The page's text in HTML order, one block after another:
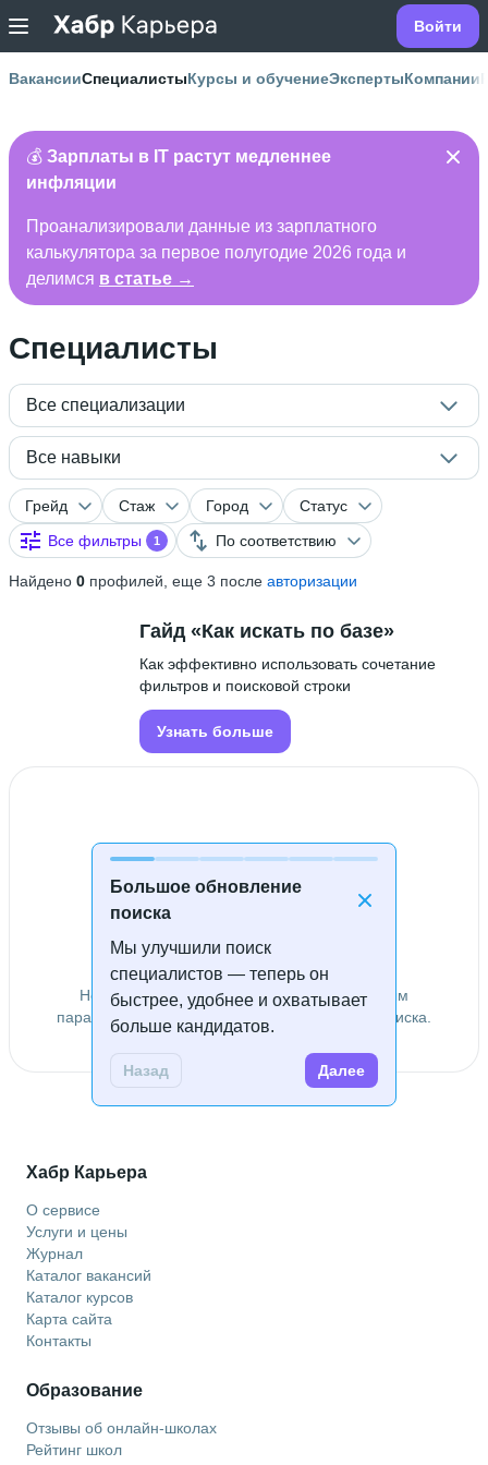
Войти
ВакансииСпециалистыКурсы и обучениеЭкспертыКомпании
💰 Зарплаты в IT растут медленнее
инфляции
Проанализировали данные из зарплатного
калькулятора за первое полугодие 2026 года и
делимся в статье →
Специалисты
Все специализации
Все навыки
Грейд Стаж Город
Статус
Все фильтры
1 По соответствию
Найдено 0 профилей, еще 3 после авторизации
Большое обновление
поиска
Мы улучшили поиск
специалистов — теперь он
быстрее, удобнее и охватывает
больше кандидатов.
Назад Далее
Гайд «Как искать по базе»
Как эффективно использовать сочетание
фильтров и поисковой строки
Узнать больше
Специалисты не найдены
Не удалось найти специалистов по заданным
параметрам. Попробуйте изменить условия поиска.
Хабр Карьера
О сервисе
Услуги и цены
Журнал
Каталог вакансий
Каталог курсов
Карта сайта
Контакты
Образование
Отзывы об онлайн-школах
Рейтинг школ